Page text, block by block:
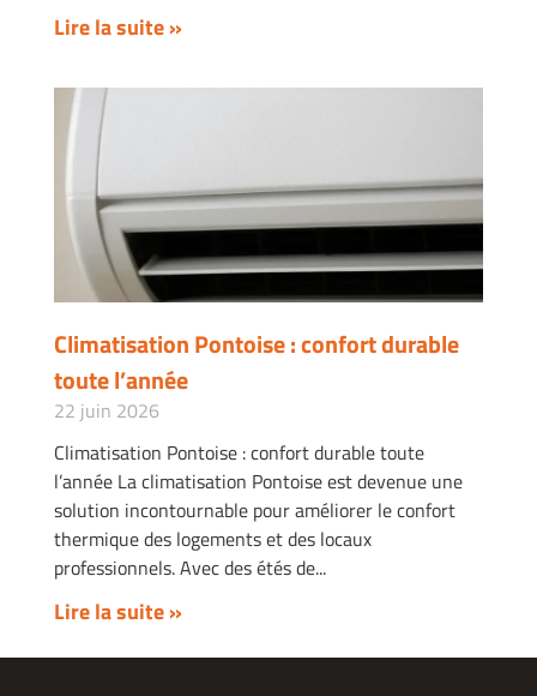
Lire la suite »
Climatisation Pontoise : confort durable
toute l’année
22 juin 2026
Climatisation Pontoise : confort durable toute
l’année La climatisation Pontoise est devenue une
solution incontournable pour améliorer le confort
thermique des logements et des locaux
professionnels. Avec des étés de
Lire la suite »